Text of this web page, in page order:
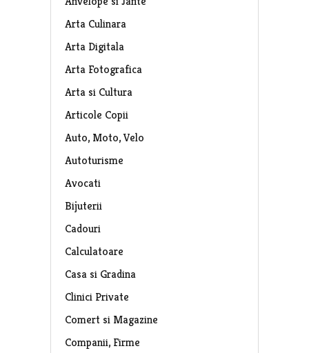
Arta Culinara
Arta Digitala
Arta Fotografica
Arta si Cultura
Articole Copii
Auto, Moto, Velo
Autoturisme
Avocati
Bijuterii
Cadouri
Calculatoare
Casa si Gradina
Clinici Private
Comert si Magazine
Companii, Firme